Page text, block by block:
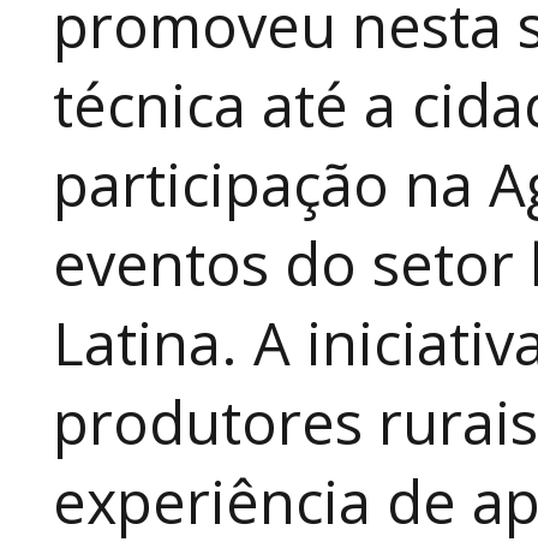
promoveu nesta
técnica até a
participação na
eventos do
Latina. A
produtores
experiência de